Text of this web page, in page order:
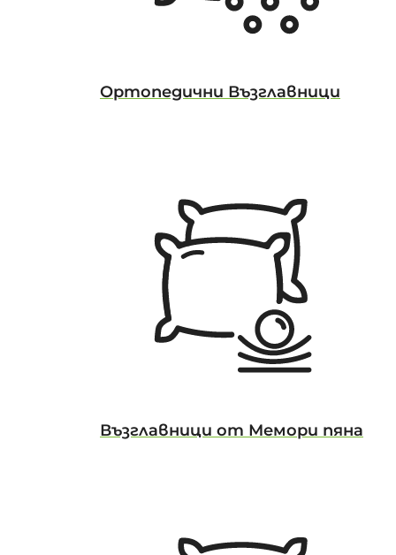
Ортопедични Възглавници
Възглавници от Мемори пяна